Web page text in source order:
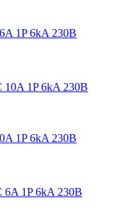
1P 6kA 230В
1P 6kA 230В